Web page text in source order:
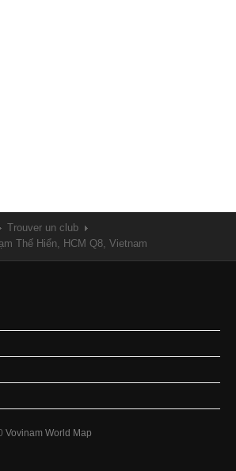
Trouver un club
Thế Hiển, HCM Q8, Vietnam
Vovinam World Map